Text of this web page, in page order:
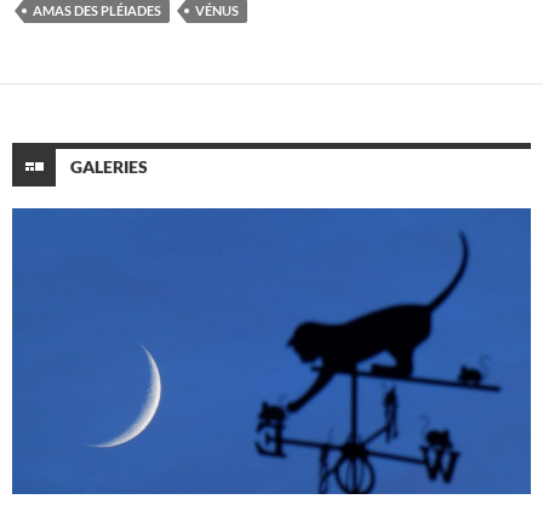
AMAS DES PLÉIADES VÉNUS
GALERIES